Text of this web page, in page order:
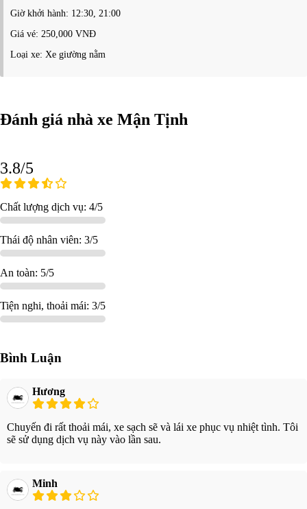
Giờ khởi hành: 12:30, 21:00
Giá vé: 250,000 VNĐ
Loại xe: Xe giường nằm
Đánh giá nhà xe Mận Tịnh
3.8/5
Chất lượng dịch vụ: 4/5
Thái độ nhân viên: 3/5
An toàn: 5/5
Tiện nghi, thoải mái: 3/5
Bình Luận
Hương
Chuyến đi rất thoải mái, xe sạch sẽ và lái xe phục vụ nhiệt tình. Tôi
sẽ sử dụng dịch vụ này vào lần sau.
Minh